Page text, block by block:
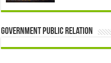
Government Public Relation